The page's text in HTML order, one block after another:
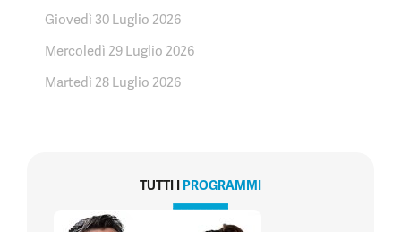
Giovedì 30 Luglio 2026
Mercoledì 29 Luglio 2026
Martedì 28 Luglio 2026
TUTTI I PROGRAMMI